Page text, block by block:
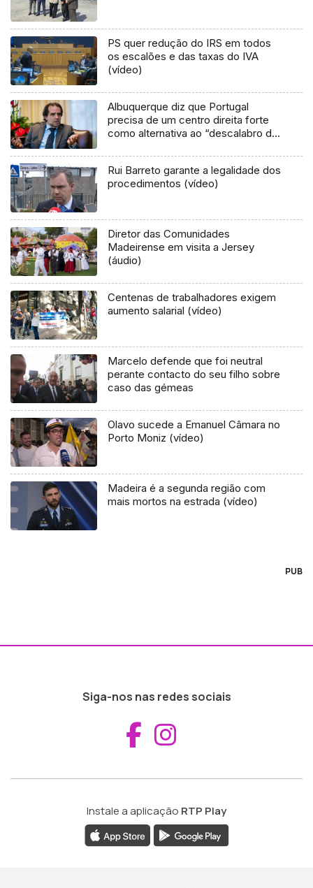
PS quer redução do IRS em todos
os escalões e das taxas do IVA
(vídeo)
Albuquerque diz que Portugal
precisa de um centro direita forte
como alternativa ao “descalabro da
Rui Barreto garante a legalidade dos
procedimentos (vídeo)
Diretor das Comunidades
Madeirense em visita a Jersey
(áudio)
Centenas de trabalhadores exigem
aumento salarial (vídeo)
Marcelo defende que foi neutral
perante contacto do seu filho sobre
caso das gémeas
Olavo sucede a Emanuel Câmara no
Porto Moniz (vídeo)
Madeira é a segunda região com
mais mortos na estrada (vídeo)
PUB
Siga-nos nas redes sociais
Aceder ao
Instale a aplicação RTP Play